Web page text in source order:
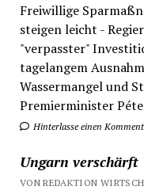
Freiwillige
steigen leicht -
"verpasster"
tagelangem
Wassermangel und
Premierminister
Hinterlasse einen
Ungarn verschärft
VON REDAKTION